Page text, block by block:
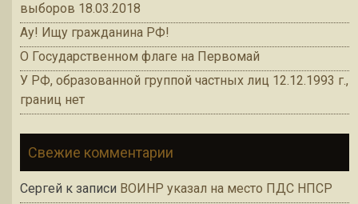
выборов 18.03.2018
Ау! Ищу гражданина РФ!
О Государственном флаге на Первомай
У РФ, образованной группой частных лиц 12.12.1993 г.,
границ нет
Свежие комментарии
Сергей к записи ВОИНР указал на место ПДС НПСР